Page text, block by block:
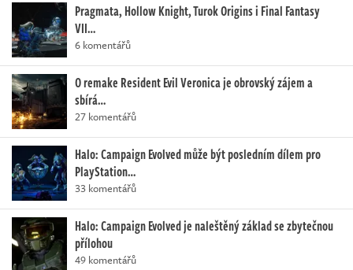
Pragmata, Hollow Knight, Turok Origins i Final Fantasy
VII…
6 komentářů
O remake Resident Evil Veronica je obrovský zájem a
sbírá…
27 komentářů
Halo: Campaign Evolved může být posledním dílem pro
PlayStation…
33 komentářů
Halo: Campaign Evolved je naleštěný základ se zbytečnou
přílohou
49 komentářů